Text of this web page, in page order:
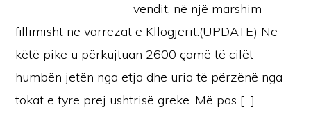
vendit, në një marshim
fillimisht në varrezat e Kllogjerit.(UPDATE) Në
këtë pike u përkujtuan 2600 çamë të cilët
humbën jetën nga etja dhe uria të përzënë nga
tokat e tyre prej ushtrisë greke. Më pas […]